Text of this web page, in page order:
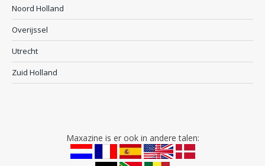
Noord Holland
Overijssel
Utrecht
Zuid Holland
Maxazine is er ook in andere talen: